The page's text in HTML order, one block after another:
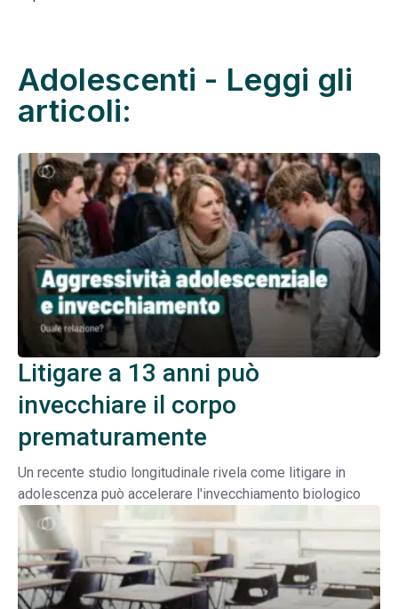
Adolescenti - Leggi gli
articoli:
Litigare a 13 anni può
invecchiare il corpo
prematuramente
Un recente studio longitudinale rivela come litigare in
adolescenza può accelerare l'invecchiamento biologico